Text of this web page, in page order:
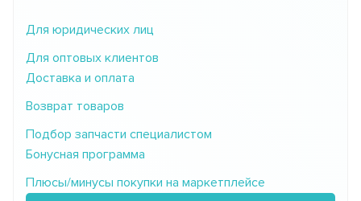
Для юридических лиц
Для оптовых клиентов
Доставка и оплата
Возврат товаров
Подбор запчасти специалистом
Бонусная программа
Плюсы/минусы покупки на маркетплейсе